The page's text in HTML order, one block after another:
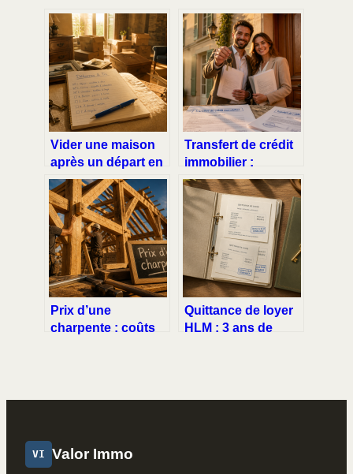
Vider une maison
après un départ en
EHPAD : 4
méthodes pour
trier, vendre et
libérer l’espace
Transfert de crédit
immobilier :
comment
conserver votre
taux bas et éviter
les frais de
remboursement ?
Prix d’une
charpente : coûts
Quittance de loyer
HLM : 3 ans de
VI Valor Immo